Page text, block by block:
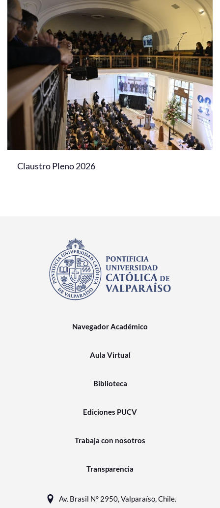
Claustro Pleno 2026
Navegador Académico
Aula Virtual
Biblioteca
Ediciones PUCV
Trabaja con nosotros
Transparencia
Av. Brasil N° 2950, Valparaíso, Chile.